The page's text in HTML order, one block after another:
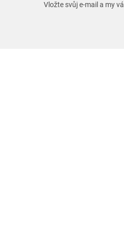
Vložte svůj e-mail a my